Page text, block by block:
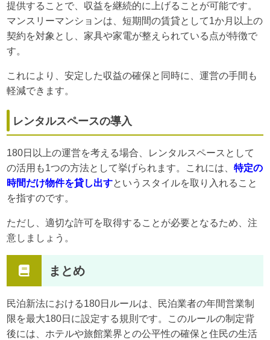
提供することで、収益を継続的に上げることが可能です。
マンスリーマンションは、短期間の賃貸として1か月以上の
契約を対象とし、家具や家電が整えられている点が特徴で
す。
これにより、安定した収益の確保と同時に、運営の手間も
軽減できます。
レンタルスペースの導入
180日以上の運営を考える場合、レンタルスペースとして
の活用も1つの方法として挙げられます。これには、特定の
時間だけ物件を貸し出すというスタイルを取り入れること
を指すのです。
ただし、適切な許可を取得することが必要となるため、注
意しましょう。
まとめ
民泊新法における180日ルールは、民泊業者の年間営業制
限を最大180日に設定する規則です。このルールの制定背
後には、ホテルや旅館業界との公平性の確保と住民の生活